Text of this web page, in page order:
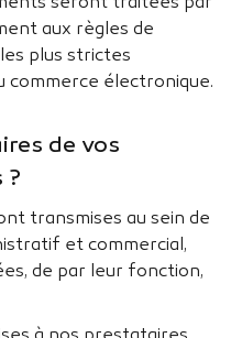
aux règles de
plus strictes
commerce électronique.
de vos
?
transmises au sein de
et commercial,
de par leur fonction,